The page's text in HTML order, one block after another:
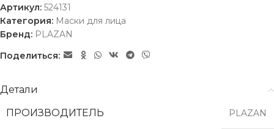
Артикул: 524131
Категория: Маски для лица
Бренд: PLAZAN
Поделиться:
Детали
ПРОИЗВОДИТЕЛЬ
PLAZAN